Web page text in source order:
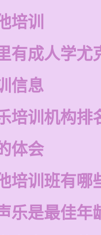
培训
有成人学尤
信息
培训机构排
体会
培训班有哪
乐是最佳年